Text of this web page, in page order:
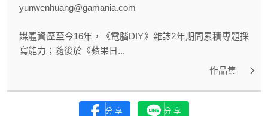
yunwenhuang@gamania.com
媒體資歷至今16年，《電腦DIY》雜誌2年期間累積專題採
寫能力；隨後於《蘋果日...
作品集
分享 分享